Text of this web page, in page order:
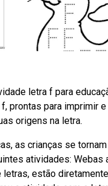
letra f para
prontas para imprimir
origens na letra.
as crianças se
atividades:
estão